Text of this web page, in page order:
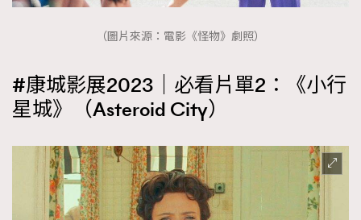
（圖片來源：電影《怪物》劇照）
#康城影展2023｜必看片單2：《小行
星城》（Asteroid City）